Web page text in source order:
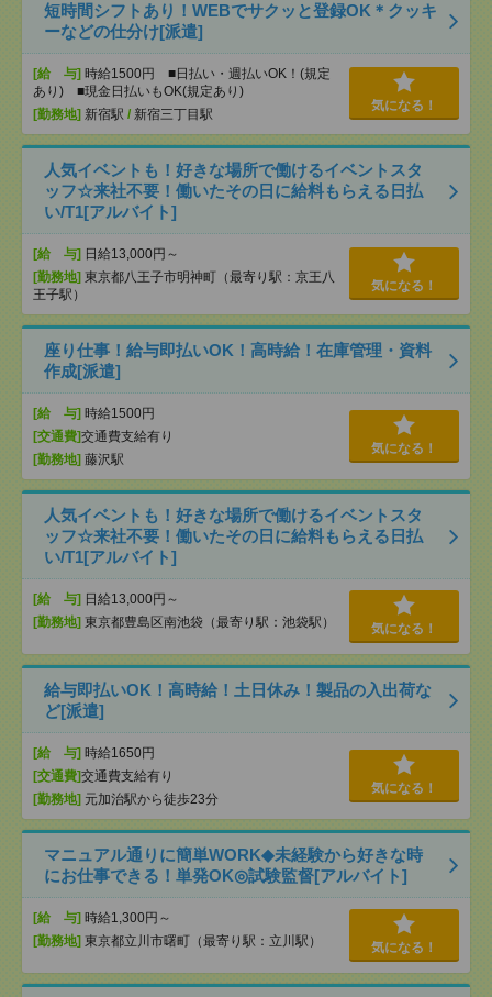
短時間シフトあり！WEBでサクッと登録OK＊クッキ
ーなどの仕分け[派遣]
[給 与] 時給1500円 ■日払い・週払いOK！(規定
あり) ■現金日払いもOK(規定あり)
[勤務地] 新宿駅 / 新宿三丁目駅
気になる！
人気イベントも！好きな場所で働けるイベントスタ
ッフ☆来社不要！働いたその日に給料もらえる日払
い/T1[アルバイト]
[給 与] 日給13,000円～
[勤務地] 東京都八王子市明神町（最寄り駅：京王八
王子駅）
気になる！
座り仕事！給与即払いOK！高時給！在庫管理・資料
作成[派遣]
[給 与] 時給1500円
[交通費]交通費支給有り
[勤務地] 藤沢駅
気になる！
人気イベントも！好きな場所で働けるイベントスタ
ッフ☆来社不要！働いたその日に給料もらえる日払
い/T1[アルバイト]
[給 与] 日給13,000円～
[勤務地] 東京都豊島区南池袋（最寄り駅：池袋駅） 気になる！
給与即払いOK！高時給！土日休み！製品の入出荷な
ど[派遣]
[給 与] 時給1650円
[交通費]交通費支給有り
[勤務地] 元加治駅から徒歩23分
気になる！
マニュアル通りに簡単WORK◆未経験から好きな時
にお仕事できる！単発OK◎試験監督[アルバイト]
[給 与] 時給1,300円～
[勤務地] 東京都立川市曙町（最寄り駅：立川駅） 気になる！